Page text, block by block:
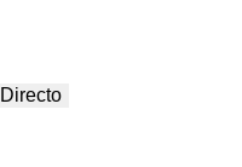
Directo